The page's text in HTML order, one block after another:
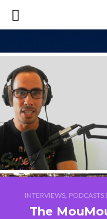
INTERVIEWS, PODCASTS
The